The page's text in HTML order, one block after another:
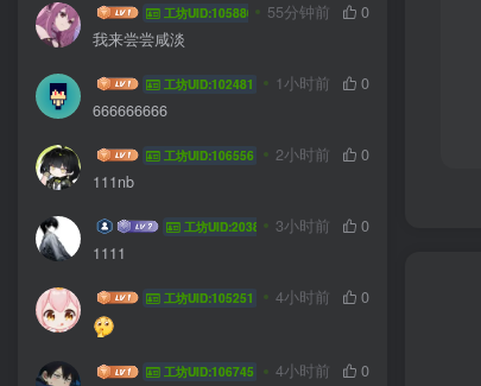
jlddmuX工坊UID:105880 55分钟前
0
我来尝尝咸淡
hhyzft 工坊UID:102481 1小时前
0
666666666
yanyu778工坊UID:106556 2小时前
0
111nb
飞翔的菜鸟 工坊UID:20385 3小时前
0
1111
sdsdsdzz工坊UID:105251 4小时前 0
zfxgsdfgvsz工坊UID:106745 4小时前
0